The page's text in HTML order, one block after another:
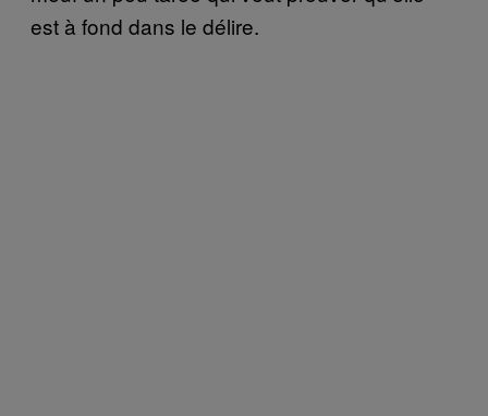
est à fond dans le délire.